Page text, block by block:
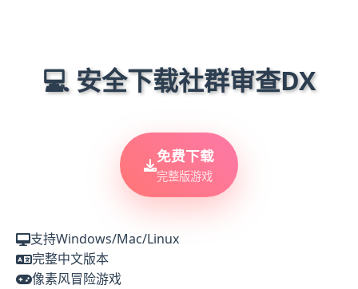
💻 安全下载社群审查DX
免费下载
完整版游戏
支持Windows/Mac/Linux
完整中文版本
像素风冒险游戏